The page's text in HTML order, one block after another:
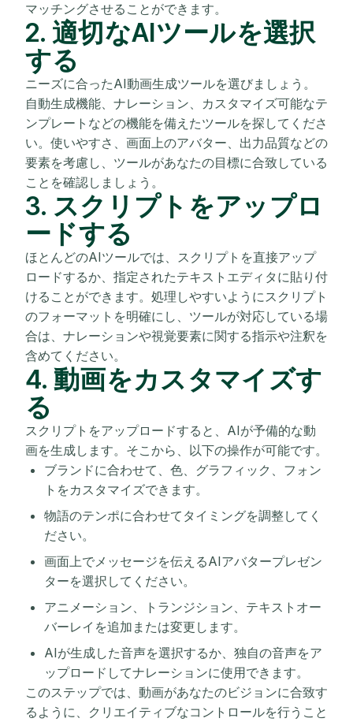
マッチングさせることができます。
2. 適切なAIツールを選択
する
ニーズに合ったAI動画生成ツールを選びましょう。
自動生成機能、ナレーション、カスタマイズ可能なテ
ンプレートなどの機能を備えたツールを探してくださ
い。使いやすさ、画面上のアバター、出力品質などの
要素を考慮し、ツールがあなたの目標に合致している
ことを確認しましょう。
3. スクリプトをアップロ
ードする
ほとんどのAIツールでは、スクリプトを直接アップ
ロードするか、指定されたテキストエディタに貼り付
けることができます。処理しやすいようにスクリプト
のフォーマットを明確にし、ツールが対応している場
合は、ナレーションや視覚要素に関する指示や注釈を
含めてください。
4. 動画をカスタマイズす
る
スクリプトをアップロードすると、AIが予備的な動
画を生成します。そこから、以下の操作が可能です。
ブランドに合わせて、色、グラフィック、フォン
トをカスタマイズできます。
物語のテンポに合わせてタイミングを調整してく
ださい。
画面上でメッセージを伝えるAIアバタープレゼン
ターを選択してください。
アニメーション、トランジション、テキストオー
バーレイを追加または変更します。
AIが生成した音声を選択するか、独自の音声をア
ップロードしてナレーションに使用できます。
このステップでは、動画があなたのビジョンに合致す
るように、クリエイティブなコントロールを行うこと